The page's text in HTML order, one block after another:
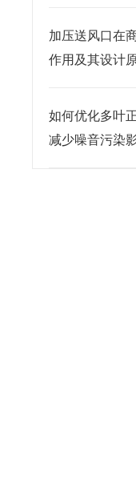
加压送风口在
作用及其设计
如何优化多叶
减少噪音污染